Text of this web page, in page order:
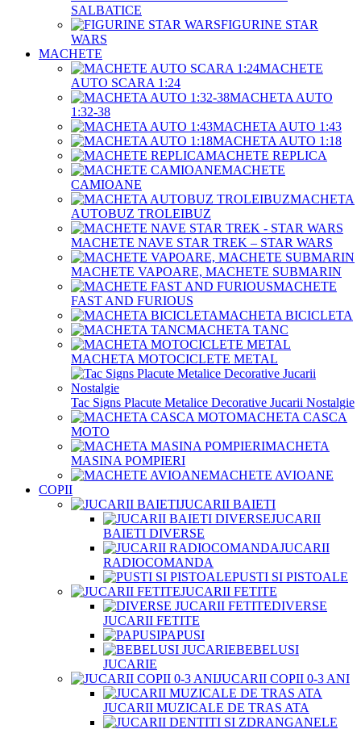
SALBATICE
FIGURINE STAR
WARS
MACHETE
MACHETE
AUTO SCARA 1:24
MACHETA AUTO
1:32-38
MACHETA AUTO 1:43
MACHETA AUTO 1:18
MACHETE REPLICA
MACHETE
CAMIOANE
MACHETA
AUTOBUZ TROLEIBUZ
MACHETE NAVE STAR TREK – STAR WARS
MACHETE VAPOARE, MACHETE SUBMARIN
MACHETE
FAST AND FURIOUS
MACHETA BICICLETA
MACHETA TANC
MACHETA MOTOCICLETE METAL
Tac Signs Placute Metalice Decorative Jucarii Nostalgie
MACHETA CASCA
MOTO
MACHETA
MASINA POMPIERI
MACHETE AVIOANE
COPII
JUCARII BAIETI
JUCARII
BAIETI DIVERSE
JUCARII
RADIOCOMANDA
PUSTI SI PISTOALE
JUCARII FETITE
DIVERSE
JUCARII FETITE
PAPUSI
BEBELUSI
JUCARIE
JUCARII COPII 0-3 ANI
JUCARII MUZICALE DE TRAS ATA